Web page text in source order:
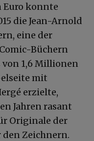
Euro konnte
die Jean-Arnold
eine der
Büchern
von 1,6 Millionen
mit
erzielte,
Jahren rasant
Originale der
Zeichnern.